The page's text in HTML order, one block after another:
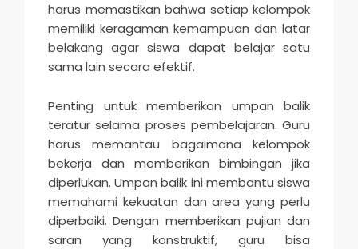
harus memastikan bahwa setiap kelompok
memiliki keragaman kemampuan dan latar
belakang agar siswa dapat belajar satu
sama lain secara efektif.
Penting untuk memberikan umpan balik
teratur selama proses pembelajaran. Guru
harus memantau bagaimana kelompok
bekerja dan memberikan bimbingan jika
diperlukan. Umpan balik ini membantu siswa
memahami kekuatan dan area yang perlu
diperbaiki. Dengan memberikan pujian dan
saran yang konstruktif, guru bisa